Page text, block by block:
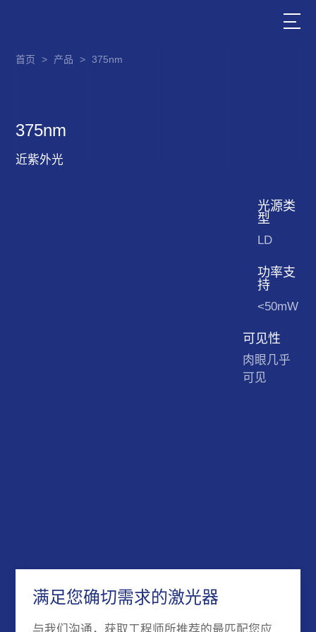
首页 > 产品 > 375nm
375nm
近紫外光
光源类
型
LD
功率支
持
<50mW
可见性
肉眼几乎
可见
满足您确切需求的激光器